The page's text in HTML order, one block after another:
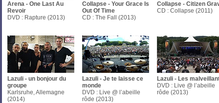
Arena - One Last Au
Revoir
DVD : Rapture (2013)
Collapse - Your Grace Is
Out Of Time
CD : The Fall (2013)
Collapse - Citizen
CD : Collapse (2011)
Lazuli - un bonjour du
groupe
Karlsruhe, Allemagne
(2014)
Lazuli - Je te laisse ce
monde
DVD : Live @ l’abeille
rôde (2013)
Lazuli - Les
DVD : Live @ l’abeille
rôde (2013)